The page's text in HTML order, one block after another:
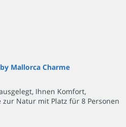
Mallorca Charme
Ihnen Komfort,
Natur mit Platz für 8 Personen